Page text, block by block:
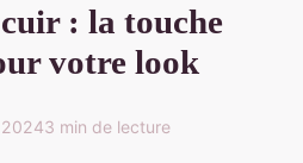
: la touche
votre look
3 min de lecture